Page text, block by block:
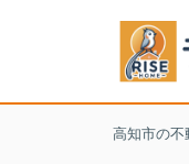
高知市の不